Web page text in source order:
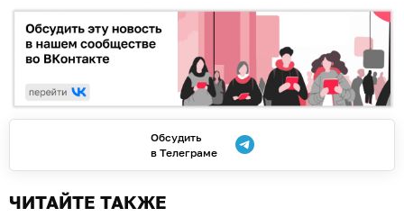
Обсудить
в Телеграме
ЧИТАЙТЕ ТАКЖЕ